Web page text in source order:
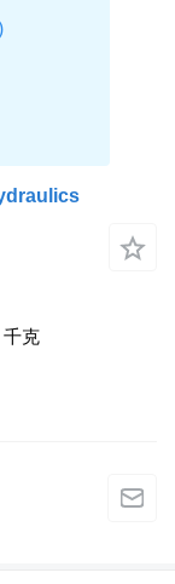
千克